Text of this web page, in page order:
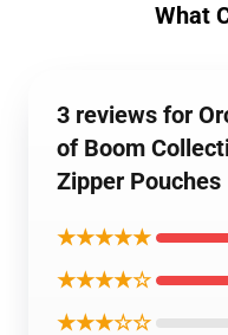
What
3 reviews for
of Boom
Zipper Pouches
★★★★★
★★★★☆
★★★☆☆